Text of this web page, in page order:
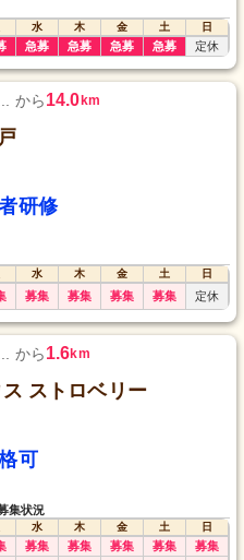
水 木 金 土
日
急募 急募 急募 急募 定休
から14.0km
研修
水 木 金 土
日
募集 募集 募集 募集 定休
から1.6km
ストロベリー
可
集状況
水 木 金 土
日
募集 募集 募集 募集 募集